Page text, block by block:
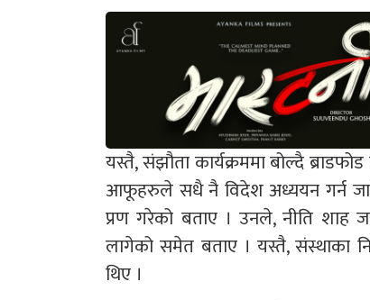
यस्तै, संझौता कार्यक्रममा बोल्दै
आफूहरुले सधै नै विदेश अध्ययन गर्न जाने
प्रण गरेको बताए । उनले, नीति शाह
लागेको समेत बताए । यस्तै, संस्थाका
थिए ।